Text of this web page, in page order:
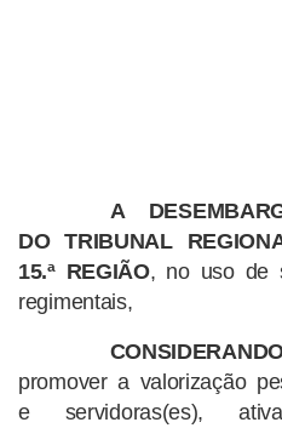
A
DO TRIBUNAL
15.ª REGIÃO, no uso de
regimentais,
promover a valorização
e servidoras(es),